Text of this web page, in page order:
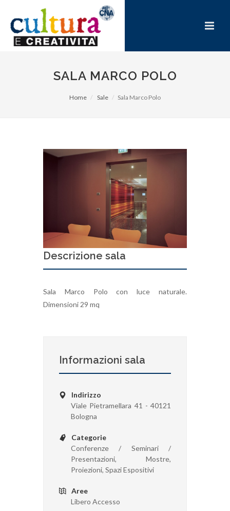
SALA MARCO POLO
Home Sale Sala Marco Polo
Descrizione sala
Sala Marco Polo con luce naturale.
Dimensioni 29 mq
Informazioni sala
Indirizzo
Viale Pietramellara 41 - 40121
Bologna
Categorie
Conferenze / Seminari /
Presentazioni, Mostre,
Proiezioni, Spazi Espositivi
Aree
Libero Accesso